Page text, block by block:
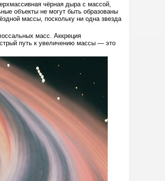
чёрная дыра с массой,
объекты не могут быть образованы
массы, поскольку ни одна звезда
масс. Аккреция
путь к увеличению массы — это